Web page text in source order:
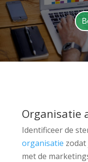
Organisatie
Identificeer de
organisatie
met de